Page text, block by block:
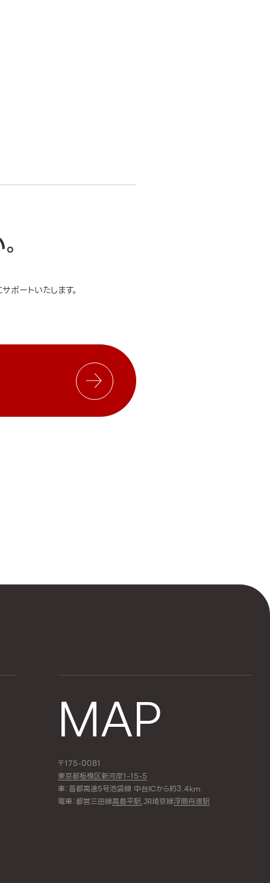
ポートいたします。
MAP
〒175-0081
東京都板橋区新河岸1-15-5
車：首都高速5号池袋線 中台ICから約3.4km
電車：都営三田線高島平駅,JR埼京線浮間舟渡駅